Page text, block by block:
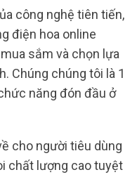
công nghệ tiên tiến,
điện hoa online
sắm và chọn lựa
Chúng chúng tôi là 1
năng đón đầu ở
cho người tiêu dùng
chất lượng cao tuyệt